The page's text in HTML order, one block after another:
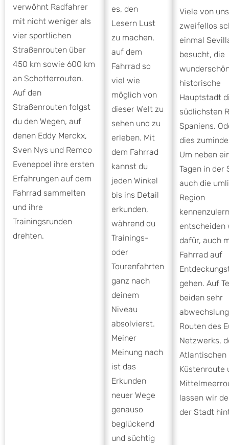
verwöhnt Radfahrer
mit nicht weniger als
vier sportlichen
Straßenrouten über
450 km sowie 600 km
an Schotterrouten.
Auf den
Straßenrouten folgst
du den Wegen, auf
denen Eddy Merckx,
Sven Nys und Remco
Evenepoel ihre ersten
Erfahrungen auf dem
Fahrrad sammelten
und ihre
Trainingsrunden
drehten.
es, den
Lesern Lust
zu machen,
auf dem
Fahrrad so
viel wie
möglich von
dieser Welt zu
sehen und zu
erleben. Mit
dem Fahrrad
kannst du
jeden Winkel
bis ins Detail
erkunden,
während du
Trainings-
oder
Tourenfahrten
ganz nach
deinem
Niveau
absolvierst.
Meiner
Meinung nach
ist das
Erkunden
neuer Wege
genauso
beglückend
und süchtig
Viele von
zweifellos
einmal
besucht, die
historische
Hauptstadt
südlichsten
Spaniens.
dies
Um neben
Tagen in der
auch die
Region
entscheiden
dafür, auch
Fahrrad auf
gehen. Auf
beiden sehr
Routen des
Netzwerks,
Atlantischen
Küstenroute
lassen wir
der Stadt